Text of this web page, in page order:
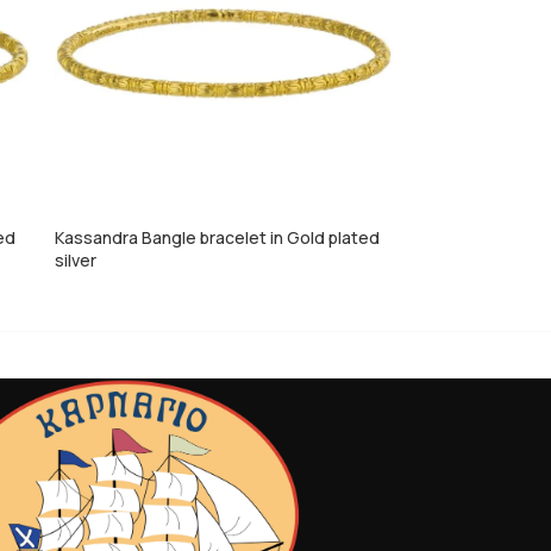
Kassandra Bangle bracelet in Gold plated
silver